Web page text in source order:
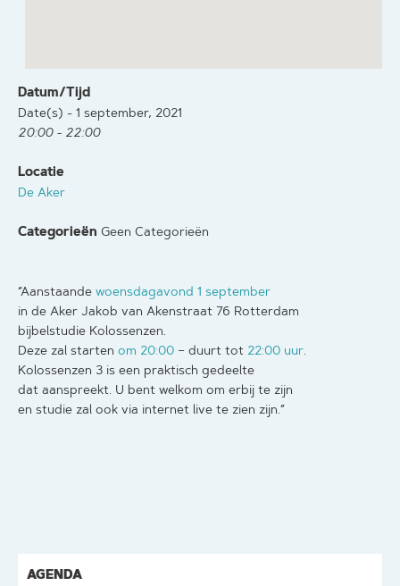
Datum/Tijd
Date(s) - 1 september, 2021
20:00 - 22:00
Locatie
De Aker
Categorieën Geen Categorieën
“Aanstaande woensdagavond 1 september
in de Aker Jakob van Akenstraat 76 Rotterdam
bijbelstudie Kolossenzen.
Deze zal starten om 20:00 – duurt tot 22:00 uur
Kolossenzen 3 is een praktisch gedeelte
dat aanspreekt. U bent welkom om erbij te zijn
en studie zal ook via internet live te zien zijn.”
AGENDA